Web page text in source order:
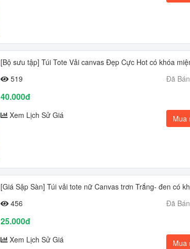
[Bộ sưu tập] Túi Tote Vải canvas Đẹp Cực Hot có khóa
519
Đã Bán
40.000đ
Xem Lịch Sử Giá Mua
[Giá Sập Sàn] Túi vải tote nữ Canvas trơn Trắng- đen có
456
Đã Bán
25.000đ
Xem Lịch Sử Giá Mua